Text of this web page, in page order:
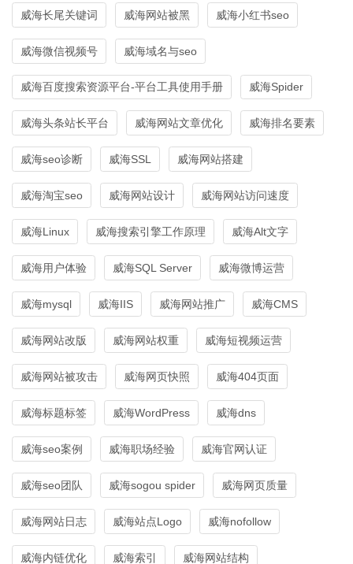
威海长尾关键词 威海网站被黑 威海小红书seo
威海微信视频号 威海域名与seo
威海百度搜索资源平台-平台工具使用手册 威海Spider
威海头条站长平台 威海网站文章优化 威海排名要素
威海seo诊断 威海SSL 威海网站搭建
威海淘宝seo 威海网站设计 威海网站访问速度
威海Linux 威海搜索引擎工作原理 威海Alt文字
威海用户体验 威海SQL Server 威海微博运营
威海mysql 威海IIS 威海网站推广 威海CMS
威海网站改版 威海网站权重 威海短视频运营
威海网站被攻击 威海网页快照 威海404页面
威海标题标签 威海WordPress 威海dns
威海seo案例 威海职场经验 威海官网认证
威海seo团队 威海sogou spider 威海网页质量
威海网站日志 威海站点Logo 威海nofollow
威海内链优化 威海索引 威海网站结构